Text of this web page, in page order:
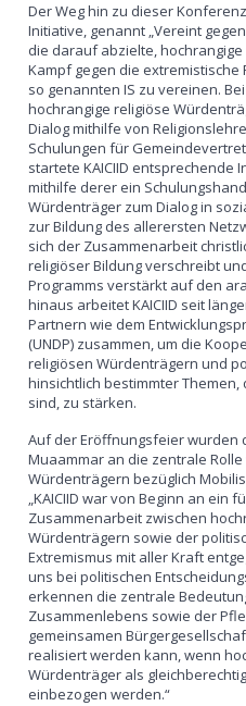
Der Weg hin zu dieser
Initiative, genannt „Vereint
die darauf abzielte,
Kampf gegen die
so genannten IS zu vereinen.
hochrangige religiöse
Dialog mithilfe von
Schulungen für
startete KAICIID entsprechende
mithilfe derer ein
Würdenträger zum Dialog in
zur Bildung des allerersten
sich der Zusammenarbeit
religiöser Bildung verschreibt
Programms verstärkt auf den
hinaus arbeitet KAICIID seit
Partnern wie dem
(UNDP) zusammen, um die
religiösen Würdenträgern und
hinsichtlich bestimmter
sind, zu stärken.
Auf der Eröffnungsfeier wurden
Muaammar an die zentrale
Würdenträgern bezüglich
„KAICIID war von Beginn an ein
Zusammenarbeit zwischen
Würdenträgern sowie der
Extremismus mit aller Kraft
uns bei politischen
erkennen die zentrale
Zusammenlebens sowie der
gemeinsamen
realisiert werden kann, wenn
Würdenträger als
einbezogen werden.“